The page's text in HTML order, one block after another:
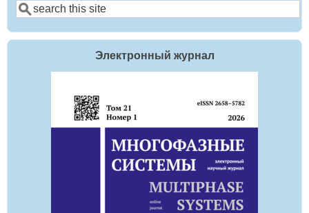
Электронный журнал